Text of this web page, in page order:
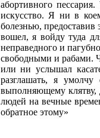
абортивного
искусство. Я ни в
болезнью,
вошел, я войду туда
неправедного и
свободными и рабами.
или ни услышал
разглашать, я
выполняющему клятву,
людей на вечные
обратное этому»